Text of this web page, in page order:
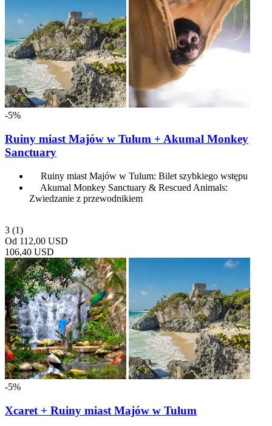
-5%
Ruiny miast Majów w Tulum + Akumal Monkey
Sanctuary
Ruiny miast Majów w Tulum: Bilet szybkiego wstępu
Akumal Monkey Sanctuary & Rescued Animals:
Zwiedzanie z przewodnikiem
3 (1)
Od 112,00 USD
106,40 USD
-5%
Xcaret + Ruiny miast Majów w Tulum